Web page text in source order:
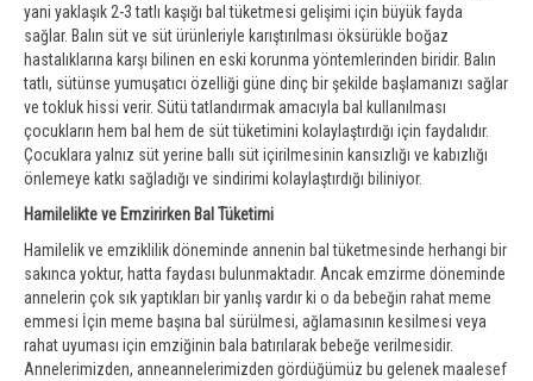
yani yaklaşık 2-3 tatlı kaşığı bal tüketmesi gelişimi için büyük fayda
sağlar. Balın süt ve süt ürünleriyle karıştırılması öksürükle boğaz
hastalıklarına karşı bilinen en eski korunma yöntemlerinden biridir. Balın
tatlı, sütünse yumuşatıcı özelliği güne dinç bir şekilde başlamanızı sağlar
ve tokluk hissi verir. Sütü tatlandırmak amacıyla bal kullanılması
çocukların hem bal hem de süt tüketimini kolaylaştırdığı için faydalıdır.
Çocuklara yalnız süt yerine ballı süt içirilmesinin kansızlığı ve kabızlığı
önlemeye katkı sağladığı ve sindirimi kolaylaştırdığı biliniyor.
Hamilelikte ve Emzirirken Bal Tüketimi
Hamilelik ve emziklilik döneminde annenin bal tüketmesinde herhangi bir
sakınca yoktur, hatta faydası bulunmaktadır. Ancak emzirme döneminde
annelerin çok sık yaptıkları bir yanlış vardır ki o da bebeğin rahat meme
emmesi İçin meme başına bal sürülmesi, ağlamasının kesilmesi veya
rahat uyuması için emziğinin bala batırılarak bebeğe verilmesidir.
Annelerimizden, anneannelerimizden gördüğümüz bu gelenek maalesef